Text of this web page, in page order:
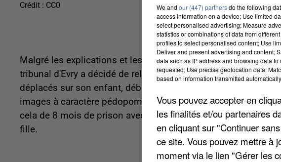
Crédit : CC0
Malgré les explications et les sous-entendus d'une petite fille
tribunal d'Evry a décidé de relaxer son père. Cet homme de
déplacés sur son enfant, début 2022, à Montgeron, raconte
images à caractère pédopornographique ont également été
cela de 8 mois de prison avec sursis mais rien donc
fille.
We and our (447) partnersdo the following
access information on a device; Use limited
select personalised advertising; Measure
statistics or combinations of data from
profiles to select personalised content; Use
Deliver and present advertising and content;
data such as IP address and browsing data
requested; Use precise geolocation data;
based on information transmitted
Vous pouvez accepter en
les finalités et/ou partenaires
en cliquant sur "Continuer
ce site. Vous pouvez mettre à
moment via le lien "Gérer les